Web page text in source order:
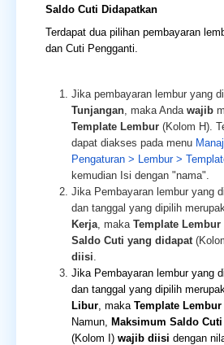
Saldo Cuti Didapatkan
Terdapat dua pilihan pembayaran
dan Cuti Pengganti.
Jika pembayaran lembur yang
Tunjangan, maka Andawajib
Template Lembur (Kolom H).
dapat diakses pada menu
Pengaturan > Lembur >
kemudian Isi dengan "nama".
Jika Pembayaran lembur yang
dan tanggal yang dipilih
Kerja, maka Template Lembur
Saldo Cuti yang didapat
diisi.
Jika Pembayaran lembur yang
dan tanggal yang dipilih
Libur, maka Template Lembur
Namun, Maksimum Saldo
(Kolom I) wajib diisi dengan